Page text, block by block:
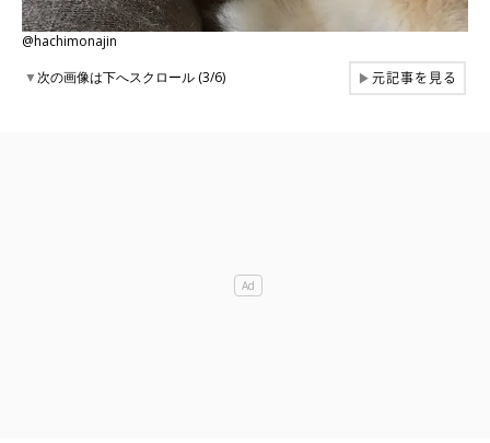
@hachimonajin
▼次の画像は下へスクロール (3/6) ▶元記事を見る